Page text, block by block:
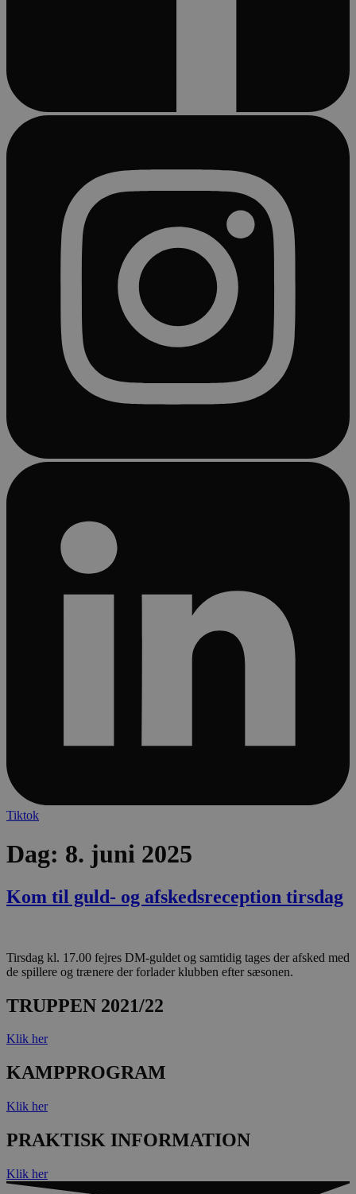
Tiktok
Dag: 8. juni 2025
Kom til guld- og afskedsreception tirsdag
Tirsdag kl. 17.00 fejres DM-guldet og samtidig tages der afsked med
de spillere og trænere der forlader klubben efter sæsonen.
TRUPPEN 2021/22
Klik her
KAMPPROGRAM
Klik her
PRAKTISK INFORMATION
Klik her